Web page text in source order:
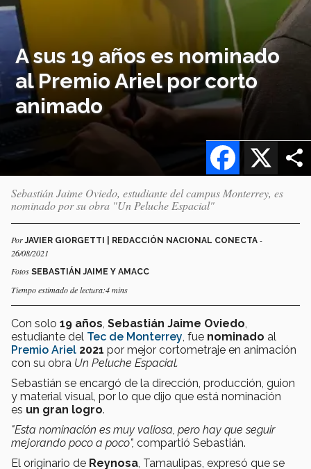
A sus 19 años es nominado
al Premio Ariel por corto
animado
X
Facebook
Sebastián Jaime Oviedo, estudiante del campus Monterrey, es
nominado por su obra "Un Peluche Espacial"
PorJAVIER GIORGETTI | REDACCIÓN NACIONAL CONECTA -
26/08/2021
Fotos SEBASTIÁN JAIME Y AMACC
Tiempo estimado de lectura:4 mins
Con solo 19 años Sebastián Jaime Oviedo
estudiante del Tec de Monterrey , fue nominado al
Premio Ariel 2021 por mejor cortometraje en animación
con su obra Un Peluche Espacial.
Sebastián se encargó de la dirección, producción, guion
y material visual, por lo que dijo que está nominación
es un gran logro.
"Esta nominación es muy valiosa, pero hay que seguir
mejorando poco a poco", compartió Sebastián.
El originario de Reynosa , Tamaulipas, expresó que se